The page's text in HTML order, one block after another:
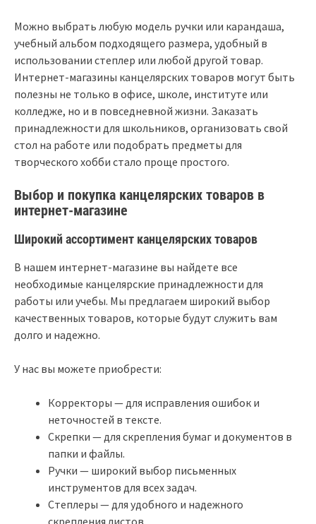
Можно выбрать любую модель ручки или карандаша,
учебный альбом подходящего размера, удобный в
использовании степлер или любой другой товар.
Интернет-магазины канцелярских товаров могут быть
полезны не только в офисе, школе, институте или
колледже, но и в повседневной жизни. Заказать
принадлежности для школьников, организовать свой
стол на работе или подобрать предметы для
творческого хобби стало проще простого.
Выбор и покупка канцелярских товаров в
интернет-магазине
Широкий ассортимент канцелярских товаров
В нашем интернет-магазине вы найдете все
необходимые канцелярские принадлежности для
работы или учебы. Мы предлагаем широкий выбор
качественных товаров, которые будут служить вам
долго и надежно.
У нас вы можете приобрести:
Корректоры — для исправления ошибок и
неточностей в тексте.
Скрепки — для скрепления бумаг и документов в
папки и файлы.
Ручки — широкий выбор письменных
инструментов для всех задач.
Степлеры — для удобного и надежного
скрепления листов.